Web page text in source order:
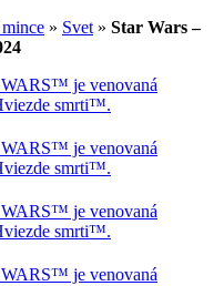
» Svet » Star Wars –